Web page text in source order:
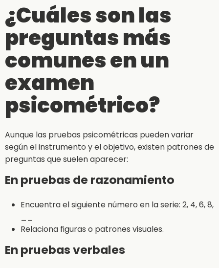
¿Cuáles son las
preguntas más
comunes en un
examen
psicométrico?
Aunque las pruebas psicométricas pueden variar
según el instrumento y el objetivo, existen patrones de
preguntas que suelen aparecer:
En pruebas de razonamiento
Encuentra el siguiente número en la serie: 2, 4, 6, 8,
Relaciona figuras o patrones visuales.
En pruebas verbales